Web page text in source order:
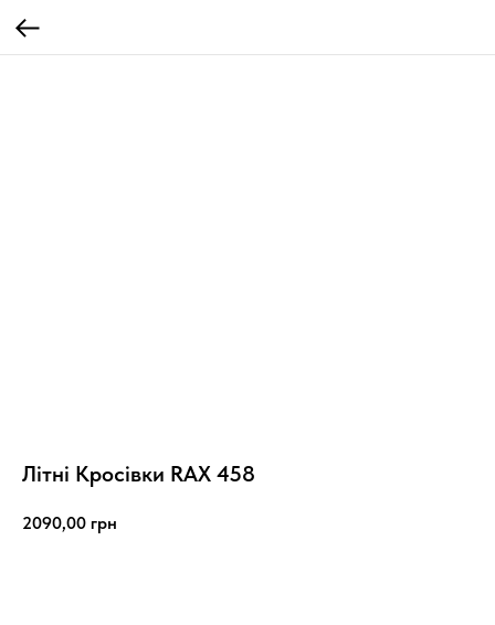
Літні Кросівки RAX 458
2090,00 грн